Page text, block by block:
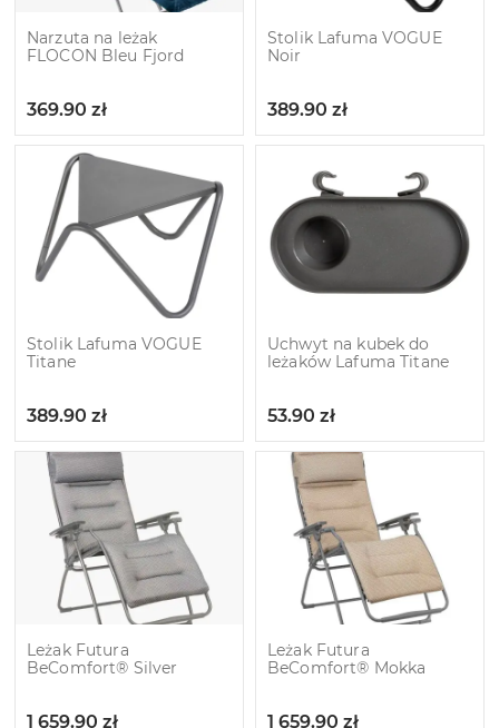
Narzuta na leżak
FLOCON Bleu Fjord
369.90 zł
Stolik Lafuma VOGUE
Noir
389.90 zł
Stolik Lafuma VOGUE
Titane
389.90 zł
Uchwyt na kubek do
leżaków Lafuma Titane
53.90 zł
Leżak Futura
BeComfort® Silver
1 659.90 zł
Leżak Futura
BeComfort® Mokka
1 659.90 zł